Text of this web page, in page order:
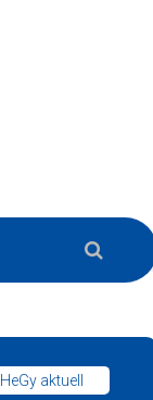
HeGy aktuell